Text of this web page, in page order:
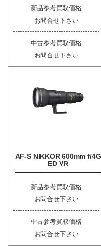
新品参考買取価格
お問合せ下さい
中古参考買取価格
お問合せ下さい
AF-S NIKKOR 600mm f/4G
ED VR
新品参考買取価格
お問合せ下さい
中古参考買取価格
お問合せ下さい